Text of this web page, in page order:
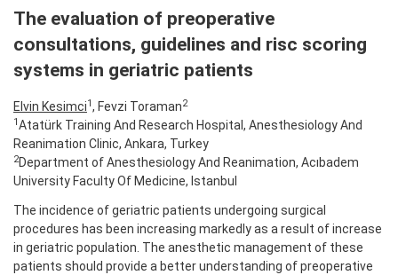
The evaluation of preoperative
consultations, guidelines and risc scoring
systems in geriatric patients
Elvin Kesimci1, Fevzi Toraman2
1Atatürk Training And Research Hospital, Anesthesiology And
Reanimation Clinic, Ankara, Turkey
2Department of Anesthesiology And Reanimation, Acıbadem
University Faculty Of Medicine, Istanbul
The incidence of geriatric patients undergoing surgical
procedures has been increasing markedly as a result of increase
in geriatric population. The anesthetic management of these
patients should provide a better understanding of preoperative